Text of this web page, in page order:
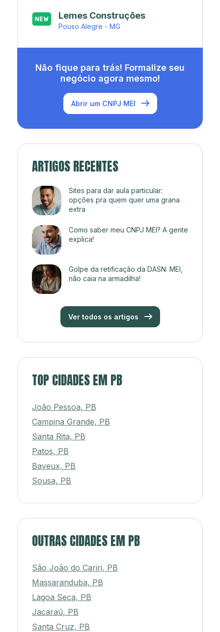
ANDREIA JOIAS E
BIJOUTERIAS
Não fique para trás! Formalize seu
Abrir um CNPJ MEI
ARTIGOS RECENTES
Sites para dar aula particular:
opções pra quem quer uma grana
Como saber meu CNPJ MEI? A gente
Golpe da retificação da DASN: MEI,
Ver todos os artigos
TOP CIDADES EM PB
João Pessoa, PB
Campina Grande, PB
Santa Rita, PB
Patos, PB
Bayeux, PB
OUTRAS CIDADES EM PB
São João do Cariri, PB
Massaranduba, PB
Lagoa Seca, PB
Jacaraú, PB